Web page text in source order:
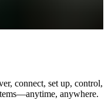
connect, set up, control,
anywhere.